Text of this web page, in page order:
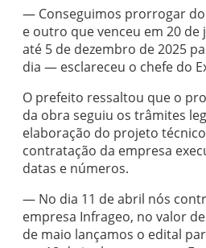
— Conseguimos prorrogar
e outro que venceu em 20 de
até 5 de dezembro de 2025
dia — esclareceu o chefe do
O prefeito ressaltou que o
da obra seguiu os trâmites
elaboração do projeto
contratação da empresa
datas e números.
— No dia 11 de abril nós
empresa Infrageo, no valor de
de maio lançamos o edital